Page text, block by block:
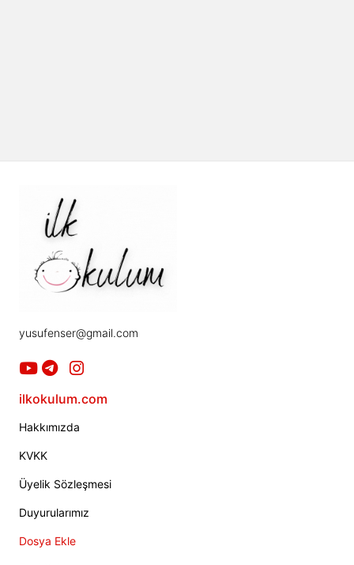
yusufenser@gmail.com
ilkokulum.com
Hakkımızda
KVKK
Üyelik Sözleşmesi
Duyurularımız
Dosya Ekle